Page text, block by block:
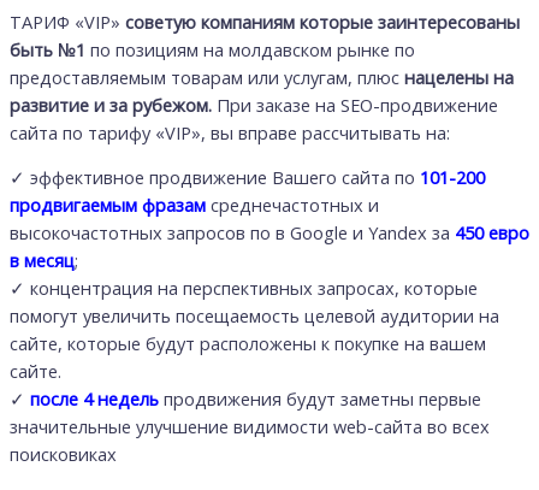
ТАРИФ «VIP» советую компаниям которые заинтересованы
быть №1 по позициям на молдавском рынке по
предоставляемым товарам или услугам, плюс нацелены на
развитие и за рубежом. При заказе на SEO-продвижение
сайта по тарифу «VIP», вы вправе рассчитывать на:
✓ эффективное продвижение Вашего сайта по 101-200
продвигаемым фразам среднечастотных и
высокочастотных запросов по в Google и Yandex за 450 евро
в месяц;
✓ концентрация на перспективных запросах, которые
помогут увеличить посещаемость целевой аудитории на
сайте, которые будут расположены к покупке на вашем
сайте.
✓ после 4 недель продвижения будут заметны первые
значительные улучшение видимости web-сайта во всех
поисковиках